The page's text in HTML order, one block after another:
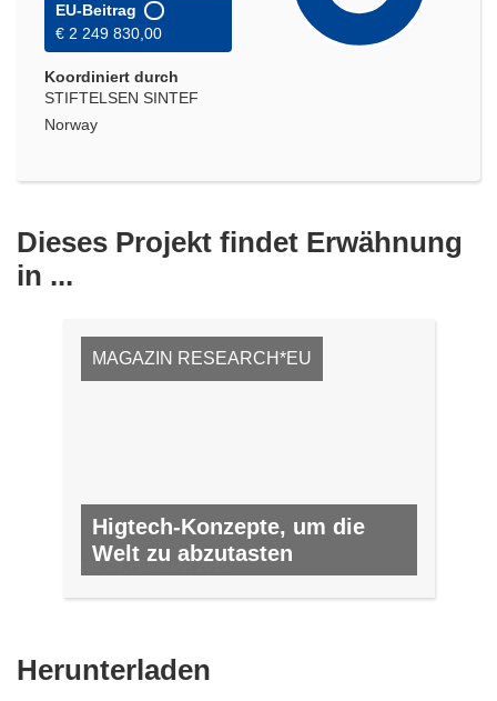
EU-Beitrag
€ 2 249 830,00
Koordiniert durch
STIFTELSEN SINTEF
Norway
Dieses Projekt findet Erwähnung
in ...
MAGAZIN RESEARCH*EU
Higtech-Konzepte, um die
Welt zu abzutasten
Herunterladen